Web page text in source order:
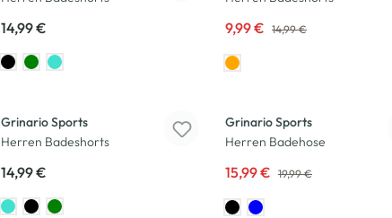
14,99 € 9,99 € 14,99 €
Grinario Sports
Herren Badeshorts
14,99 €
Grinario Sports
Herren Badehose
15,99 € 19,99 €